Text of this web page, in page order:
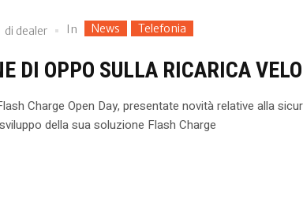
di dealer In News Telefonia
DI OPPO SULLA RICARICA
Charge Open Day, presentate novità relative alla
della sua soluzione Flash Charge